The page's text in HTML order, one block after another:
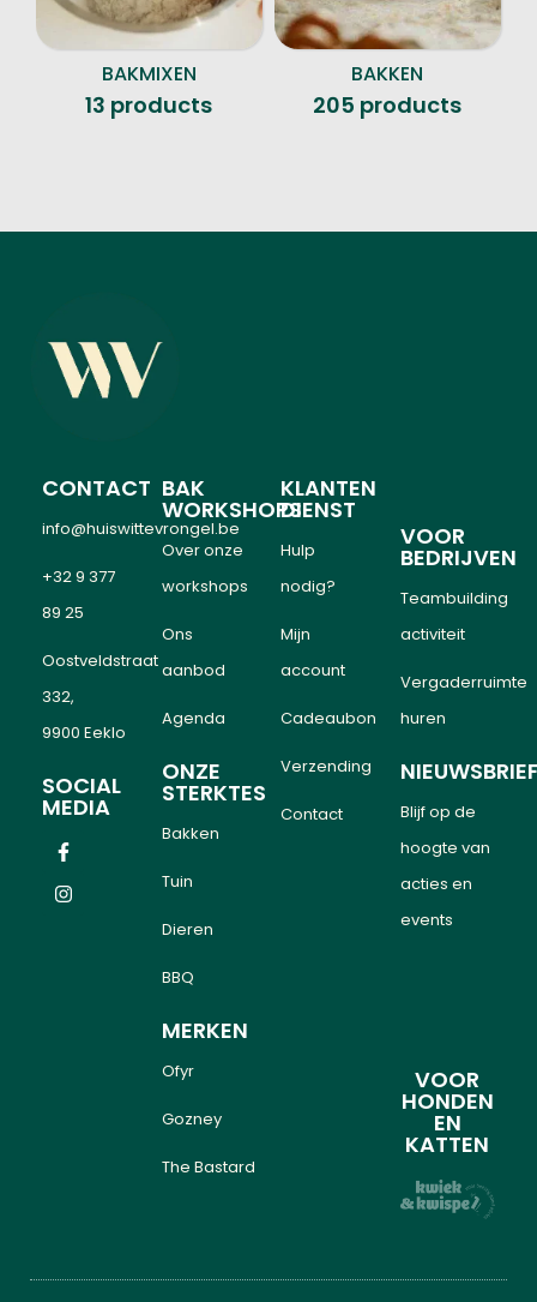
BAKMIXEN
13 products
BAKKEN
205 products
CONTACT
info@huiswittevrongel.be
+32 9 377
89 25
Oostveldstraat
332,
9900 Eeklo
SOCIAL
MEDIA
BAK
WORKSHOPS
Over onze
workshops
Ons
aanbod
Agenda
ONZE
STERKTES
Bakken
Tuin
Dieren
BBQ
MERKEN
Ofyr
Gozney
The Bastard
KLANTEN
DIENST
Hulp
nodig?
Mijn
account
Cadeaubon
Verzending
Contact
VOOR
BEDRIJVEN
Teambuilding
activiteit
Vergaderruimte
huren
Blijf op de
hoogte van
acties en
events
VOOR
HONDEN
EN
KATTEN